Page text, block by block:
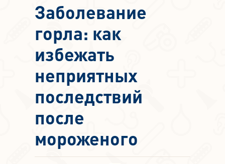
Заболевание
горла: как
избежать
неприятных
последствий
после
мороженого